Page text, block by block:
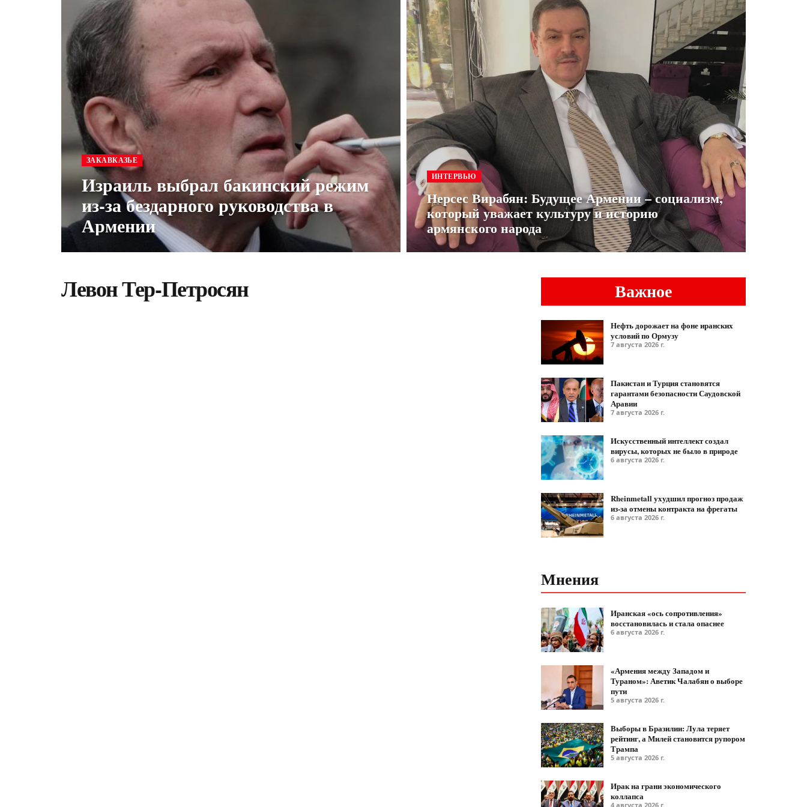
ЗАКАВКАЗЬЕ
Израиль выбрал бакинский режим
из-за бездарного руководства в
Армении
ИНТЕРВЬЮ
Нерсес Вирабян: Будущее Армении – социализм,
который уважает культуру и историю
армянского народа
Левон Тер-Петросян Важное
Нефть дорожает на фоне иранских
условий по Ормузу
7 августа 2026 г.
Пакистан и Турция становятся
гарантами безопасности Саудовской
Аравии
7 августа 2026 г.
Искусственный интеллект создал
вирусы, которых не было в природе
6 августа 2026 г.
Rheinmetall ухудшил прогноз продаж
из-за отмены контракта на фрегаты
6 августа 2026 г.
Мнения
Иранская «ось сопротивления»
восстановилась и стала опаснее
6 августа 2026 г.
«Армения между Западом и
Тураном»: Аветик Чалабян о выборе
пути
5 августа 2026 г.
Выборы в Бразилии: Лула теряет
рейтинг, а Милей становится рупором
Трампа
5 августа 2026 г.
Ирак на грани экономического
коллапса
4 августа 2026 г.